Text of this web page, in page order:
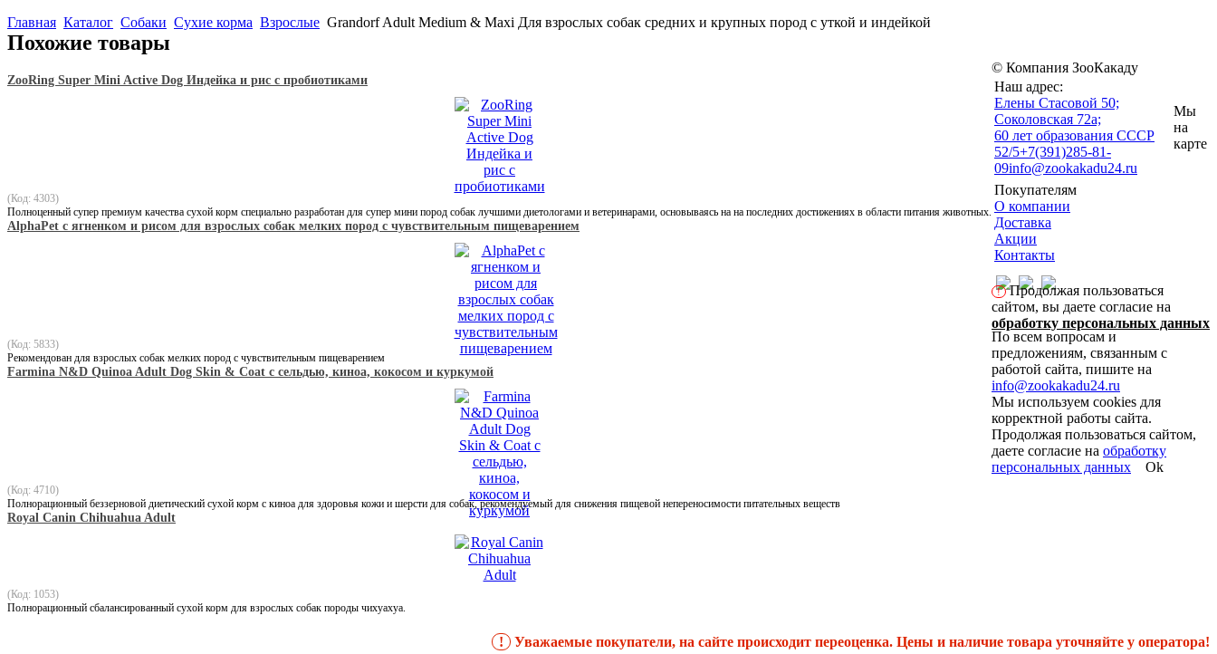
Главная Каталог Собаки Сухие корма Взрослые Grandorf Adult Medium & Maxi Для взрослых собак средних и крупных пород с уткой и индейкой
Похожие товары
ZooRing Super Mini Active Dog Индейка и рис с пробиотиками
(Код: 4303)
Полноценный супер премиум качества сухой корм специально разработан для супер мини пород собак лучшими диетологами и ветеринарами, основываясь на на последних достижениях в области питания животных.
AlphaPet c ягненком и рисом для взрослых собак мелких пород с чувствительным пищеварением
(Код: 5833)
Рекомендован для взрослых собак мелких пород с чувствительным пищеварением
Farmina N&D Quinoa Adult Dog Skin & Coat с сельдью, киноа, кокосом и куркумой
(Код: 4710)
Полнорационный беззерновой диетический сухой корм с киноа для здоровья кожи и шерсти для собак, рекомендуемый для снижения пищевой непереносимости питательных веществ
Royal Canin Chihuahua Adult
(Код: 1053)
Полнорационный сбалансированный сухой корм для взрослых собак породы чихуахуа.
! Уважаемые покупатели, на сайте происходит переоценка. Цены и наличие товара уточняйте у оператора!
© Компания ЗооКакаду
Наш адрес:
Eлены Стасовой 50;
Соколовская 72а;
60 лет образования СССР
52/5+7(391)285-81-
09info@zookakadu24.ru
Мы
на
карте
Покупателям
О компании
Доставка
Акции
Контакты
! Продолжая пользоваться
сайтом, вы даете согласие на
обработку персональных данных
По всем вопросам и
предложениям, связанным с
работой сайта, пишите на
info@zookakadu24.ru
Мы используем cookies для
корректной работы сайта.
Продолжая пользоваться сайтом,
даете согласие на обработку
персональных данных
Ok